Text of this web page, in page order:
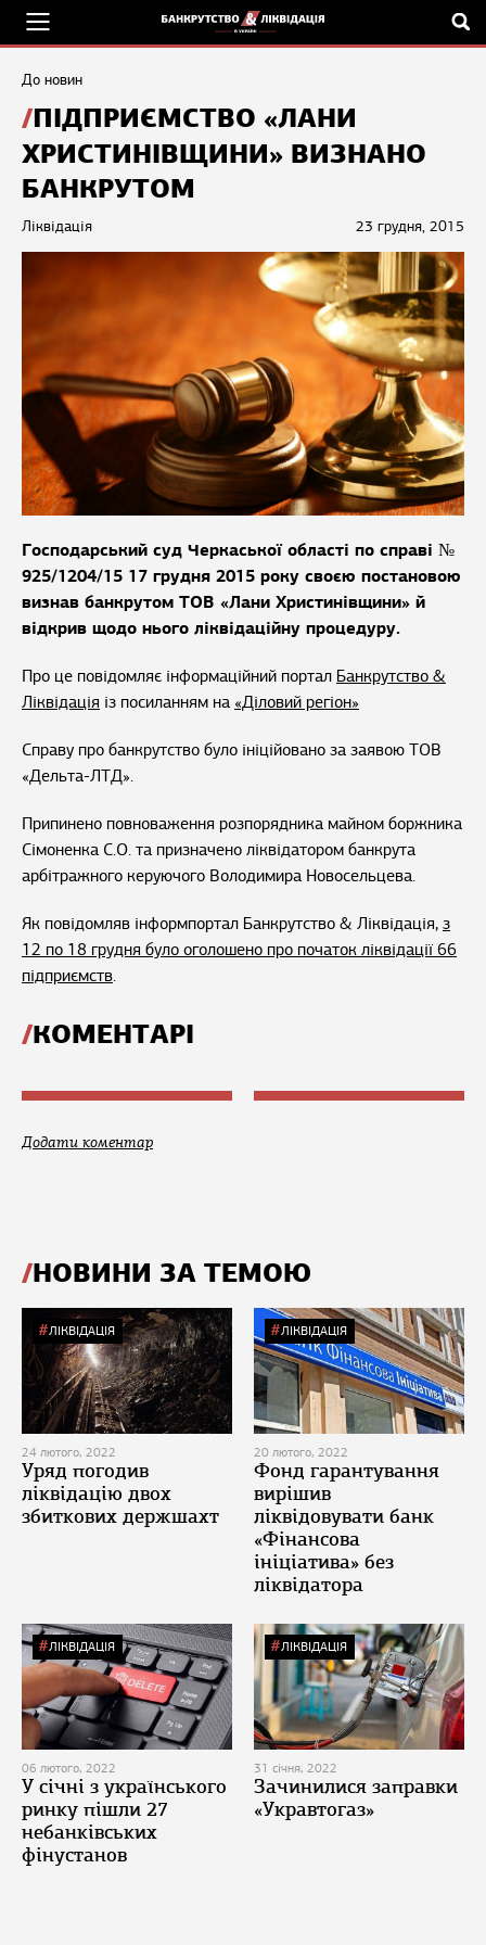
До новин
ПІДПРИЄМСТВО «ЛАНИ
ХРИСТИНІВЩИНИ» ВИЗНАНО
БАНКРУТОМ
23 грудня, 2015
Ліквідація
Господарський суд Черкаської області по справі №
925/1204/15 17 грудня 2015 року своєю постановою
визнав банкрутом ТОВ «Лани Христинівщини» й
відкрив щодо нього ліквідаційну процедуру.
Про це повідомляє інформаційний портал Банкрутство &
Ліквідація із посиланням на «Діловий регіон»
Справу про банкрутство було ініційовано за заявою ТОВ
«Дельта-ЛТД».
Припинено повноваження розпорядника майном боржника
Сімоненка С.О. та призначено ліквідатором банкрута
арбітражного керуючого Володимира Новосельцева.
Як повідомляв інформпортал Банкрутство & Ліквідація, з
12 по 18 грудня було оголошено про початок ліквідації 66
підприємств.
КОМЕНТАРІ
Додати коментар
НОВИНИ ЗА ТЕМОЮ
ЛІКВІДАЦІЯ
24 лютого, 2022
Уряд погодив
ліквідацію двох
збиткових держшахт
ЛІКВІДАЦІЯ
20 лютого, 2022
Фонд гарантування
вирішив
ліквідовувати банк
«Фінансова
ініціатива» без
ліквідатора
ЛІКВІДАЦІЯ
06 лютого, 2022
У січні з українського
ринку пішли 27
небанківських
фінустанов
ЛІКВІДАЦІЯ
31 січня, 2022
Зачинилися заправки
«Укравтогаз»